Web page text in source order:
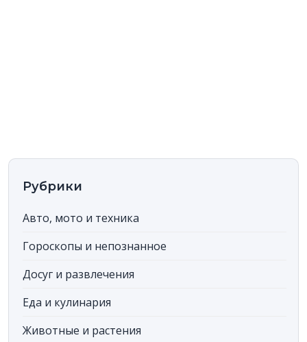
Рубрики
Авто, мото и техника
Гороскопы и непознанное
Досуг и развлечения
Еда и кулинария
Животные и растения